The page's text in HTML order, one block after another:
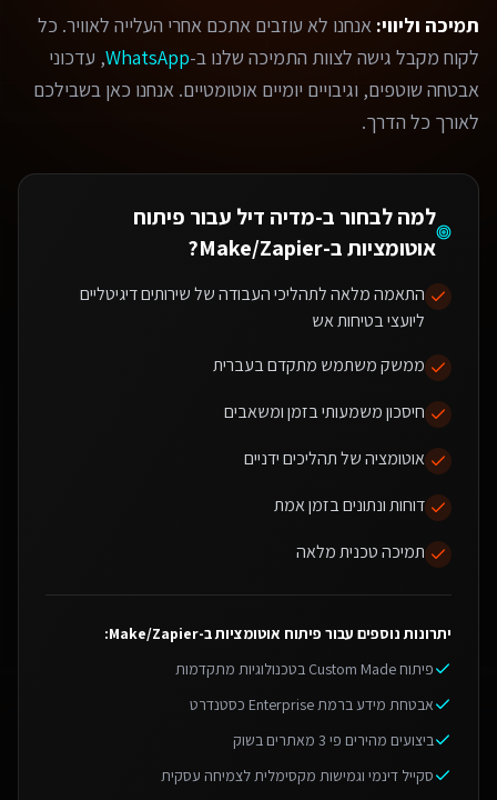
תמיכה וליווי: אנחנו לא עוזבים אתכם אחרי העלייה לאוויר. כל
לקוח מקבל גישה לצוות התמיכה שלנו ב-WhatsApp, עדכוני
אבטחה שוטפים, וגיבויים יומיים אוטומטיים. אנחנו כאן בשבילכם
לאורך כל הדרך.
למה לבחור ב-מדיה דיל עבור פיתוח
אוטומציות ב-Make/Zapier
?
התאמה מלאה לתהליכי העבודה של שירותים דיגיטליים
ליועצי בטיחות אש
ממשק משתמש מתקדם בעברית
חיסכון משמעותי בזמן ומשאבים
אוטומציה של תהליכים ידניים
דוחות ונתונים בזמן אמת
תמיכה טכנית מלאה
יתרונות נוספים עבור פיתוח אוטומציות ב-Make/Zapier
:
פיתוח Custom Made בטכנולוגיות מתקדמות
אבטחת מידע ברמת Enterprise כסטנדרט
ביצועים מהירים פי 3 מאתרים בשוק
סקייל דינמי וגמישות מקסימלית לצמיחה עסקית